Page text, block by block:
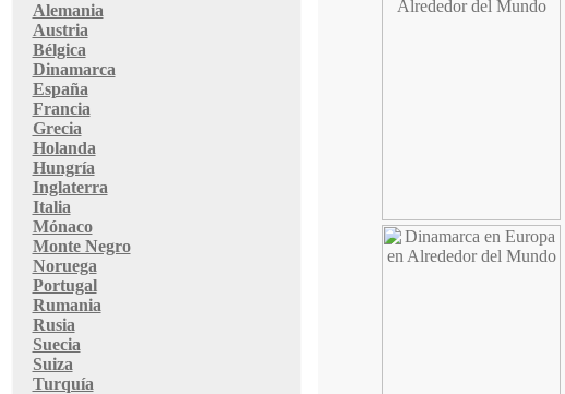
Alemania
Austria
Bélgica
Dinamarca
España
Francia
Grecia
Holanda
Hungría
Inglaterra
Italia
Mónaco
Monte Negro
Noruega
Portugal
Rumania
Rusia
Suecia
Suiza
Turquía